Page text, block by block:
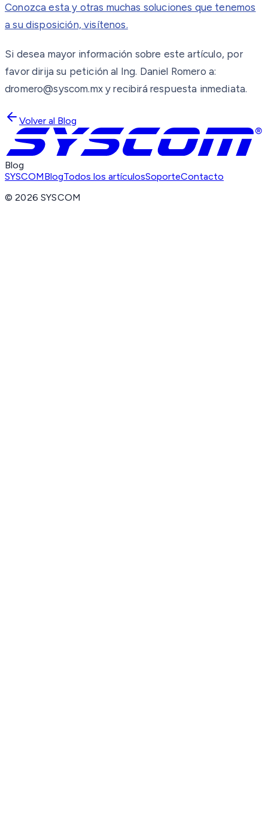
Conozca esta y otras muchas soluciones que tenemos
a su disposición, visítenos.
Si desea mayor información sobre este artículo, por
favor dirija su petición al Ing. Daniel Romero a:
dromero@syscom.mx y recibirá respuesta inmediata.
Volver al Blog
Blog
SYSCOMBlogTodos los artículosSoporteContacto
©2026 SYSCOM